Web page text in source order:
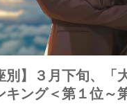
別】３月下旬、「
キング＜第１位～